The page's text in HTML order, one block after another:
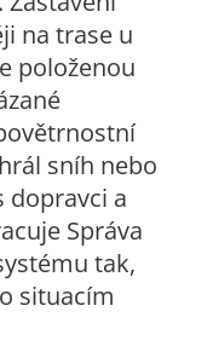
na trase u
položenou
sníh nebo
dopravci a
Správa
tak,
situacím